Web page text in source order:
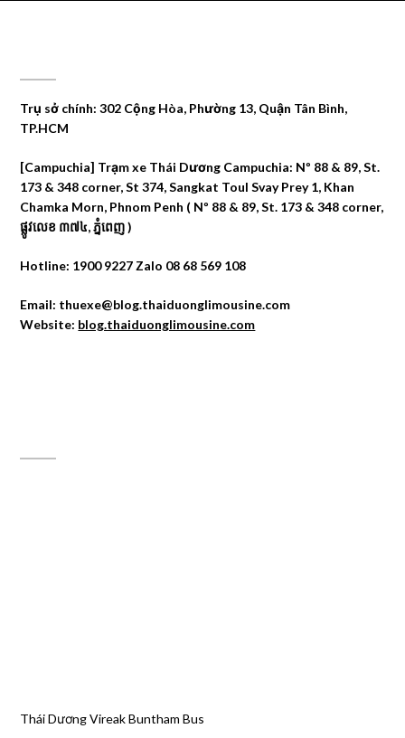
Trụ sở chính: 302 Cộng Hòa, Phường 13, Quận Tân Bình,
TP.HCM
[Campuchia] Trạm xe Thái Dương Campuchia: Nº 88 & 89, St.
173 & 348 corner, St 374, Sangkat Toul Svay Prey 1, Khan
Chamka Morn, Phnom Penh ( Nº 88 & 89, St. 173 & 348 corner,
ផ្លូវលេខ ៣៧៤, ភ្នំពេញ )
Hotline: 1900 9227 Zalo 08 68 569 108
Email: thuexe@blog.thaiduonglimousine.com
Website: blog.thaiduonglimousine.com
Thái Dương Vireak Buntham Bus